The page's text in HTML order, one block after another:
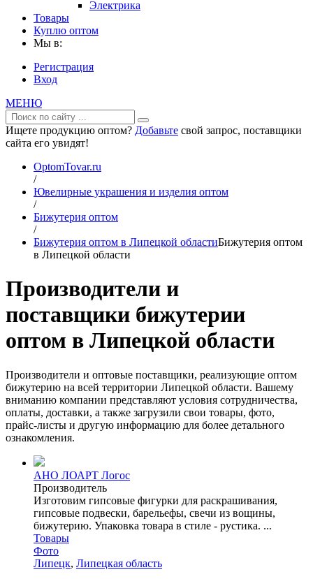
Электрика
Товары
Куплю оптом
Мы в:
Регистрация
Вход
МЕНЮ
Ищете продукцию оптом? Добавьте свой запрос, поставщики
сайта его увидят!
OptomTovar.ru
/
Ювелирные украшения и изделия оптом
/
Бижутерия оптом
/
Бижутерия оптом в Липецкой областиБижутерия оптом
в Липецкой области
Производители и
поставщики бижутерии
оптом в Липецкой области
Производители и оптовые поставщики, реализующие оптом
бижутерию на всей территории Липецкой области. Вашему
вниманию компании представляют условия сотрудничества,
оплаты, доставки, а также загрузили свои товары, фото,
прайс-листы и другую информацию для более детального
ознакомления.
АНО ЛОАРТ Логос
Производитель
Изготовим гипсовые фигурки для раскрашивания,
гипсовые подвески, барельефы, свечи из вощины,
бижутерию. Упаковка товара в стиле - рустика. ...
Товары
Фото
Липецк, Липецкая область